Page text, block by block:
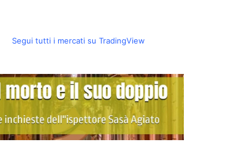
Segui tutti i mercati su TradingView